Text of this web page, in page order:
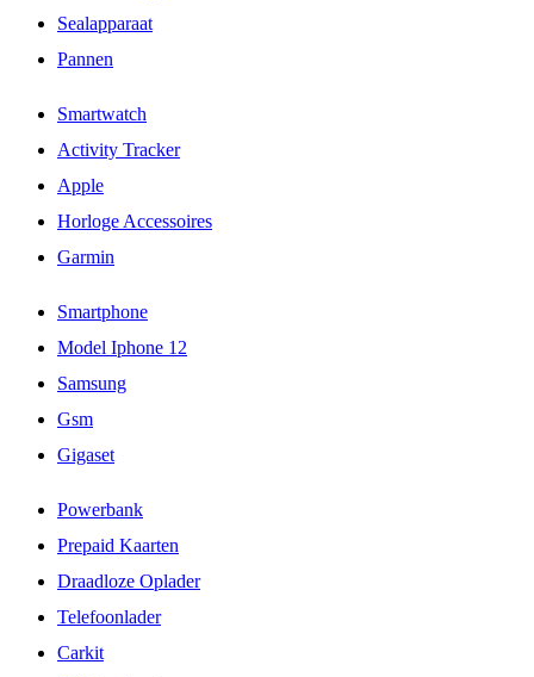
Sealapparaat
Pannen
Smartwatch
Activity Tracker
Apple
Horloge Accessoires
Garmin
Smartphone
Model Iphone 12
Samsung
Gsm
Gigaset
Powerbank
Prepaid Kaarten
Draadloze Oplader
Telefoonlader
Carkit